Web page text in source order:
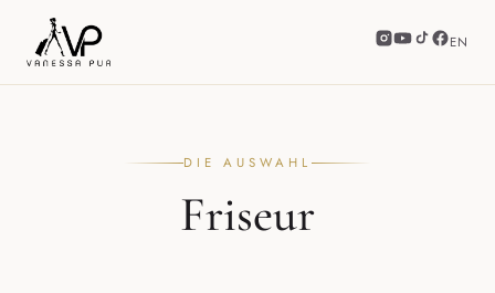
EN
DIE AUSWAHL
Friseur